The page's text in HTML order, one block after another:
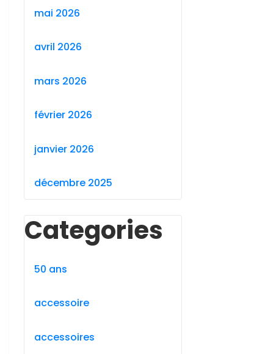
mai 2026
avril 2026
mars 2026
février 2026
janvier 2026
décembre 2025
Categories
50 ans
accessoire
accessoires